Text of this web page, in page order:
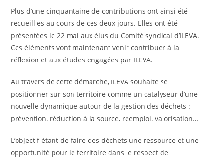
Plus d’une cinquantaine de contributions ont ainsi été
recueillies au cours de ces deux jours. Elles ont été
présentées le 22 mai aux élus du Comité syndical d’ILEVA.
Ces éléments vont maintenant venir contribuer à la
réflexion et aux études engagées par ILEVA.
Au travers de cette démarche, ILEVA souhaite se
positionner sur son territoire comme un catalyseur d’une
nouvelle dynamique autour de la gestion des déchets :
prévention, réduction à la source, réemploi, valorisation…
L’objectif étant de faire des déchets une ressource et une
opportunité pour le territoire dans le respect de